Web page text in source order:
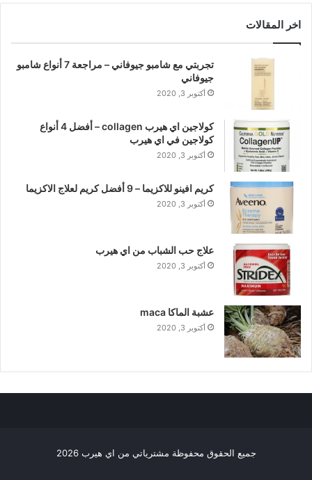
اخر المقالات
تجربتي مع شامبو جيوفاني – مراجعة 7 أنواع شامبو
جيوفاني
أكتوبر 3, 2020
كولاجين اي هيرب collagen – أفضل 4 أنواع
كولاجين في اي هيرب
أكتوبر 3, 2020
كريم افينو للاكزيما – 9 أفضل كريم لعلاج الاكزيما
أكتوبر 3, 2020
علاج حب الشباب من اي هيرب
أكتوبر 3, 2020
عشبة الماكا maca
أكتوبر 3, 2020
جميع الحقوق محفوظة مشترياتي من اي هيرب 2026